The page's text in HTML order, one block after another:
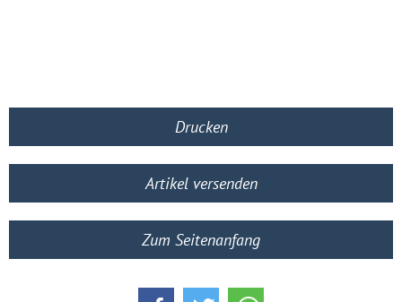
Drucken
Artikel versenden
Zum Seitenanfang